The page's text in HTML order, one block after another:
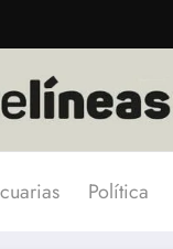
Política